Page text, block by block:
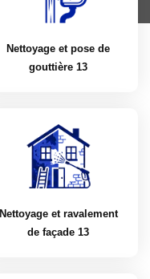
Nettoyage et pose de
gouttière 13
Nettoyage et ravalement
de façade 13